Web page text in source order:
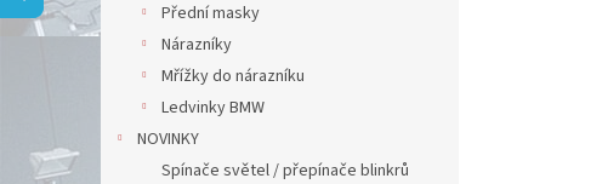
n
Přední masky
Nárazníky
Mřížky do nárazníku
Ledvinky BMW
NOVINKY
Spínače světel / přepínače blinkrů